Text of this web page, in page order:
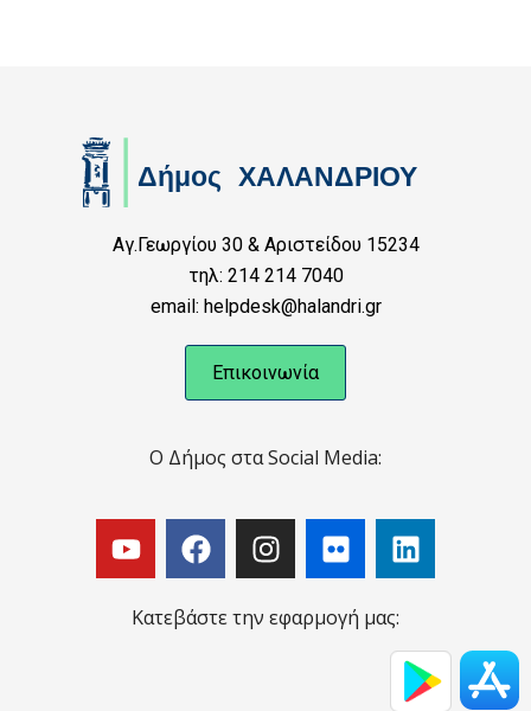
Αγ.Γεωργίου 30 & Αριστείδου 15234
τηλ: 214 214 7040
email: helpdesk@halandri.gr
Επικοινωνία
Ο Δήμος στα Social Media:
Κατεβάστε την εφαρμογή μας: